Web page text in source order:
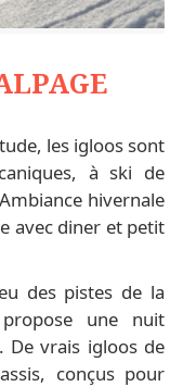
les igloos sont
à ski de
hivernale
avec diner et petit
des pistes de la
une nuit
De vrais igloos de
conçus pour